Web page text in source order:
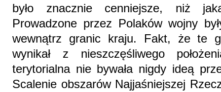
było znacznie cenniejsze, niż
Prowadzone przez Polaków wojny
wewnątrz granic kraju. Fakt, że te
wynikał z nieszczęśliwego
terytorialna nie bywała nigdy ideą
Scalenie obszarów Najjaśniejszej